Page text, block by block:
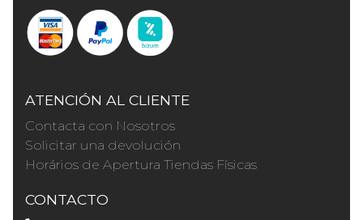
ATENCIÓN AL CLIENTE
Contacta con Nosotros
Solicitar una devolución
Horários de Apertura Tiendas Físicas
CONTACTO